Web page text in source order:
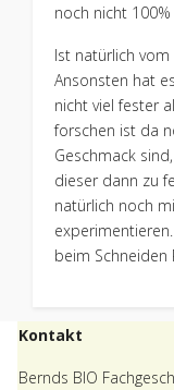
noch nicht
Ist natürlich
Ansonsten hat
nicht viel fester
forschen ist da
Geschmack
dieser dann zu
natürlich noch
beim
Kontakt
Bernds BIO